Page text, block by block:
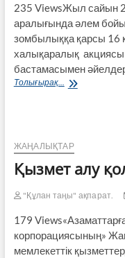
235 ViewsЖыл сайын
аралығында әлем
зомбылыққа қарсы 16
халықаралық акциясы
бастамасымен
Толығырақ...
Зорлық-
ЖАҢАЛЫҚТАР
Қызмет алу
"Құлан таңы" ақпарат.
179
корпорациясының»
мемлекеттік